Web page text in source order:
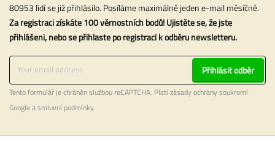
80953 lidí se již přihlásilo. Posíláme maximálně jeden e-mail měsíčně.
Za registraci získáte 100 věrnostních bodů! Ujistěte se, že jste
přihlášeni, nebo se přihlaste po registraci k odběru newsletteru.
Přihlásit odběr
Tento formulář je chráněn službou reCAPTCHA. Platízásady ochrany soukromí
Google asmluvní podmínky.